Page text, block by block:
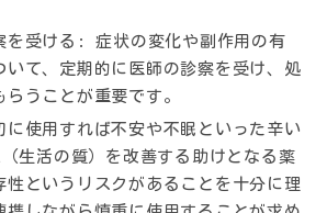
を受ける : 症状の変化や副作用の有
いて、定期的に医師の診察を受け、処
うことが重要です。
に使用すれば不安や不眠といった辛い
（生活の質）を改善する助けとなる薬
性というリスクがあることを十分に理